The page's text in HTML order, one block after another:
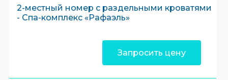
2-местный номер с раздельными кроватями
- Спа-комплекс «Рафаэль»
Запросить цену